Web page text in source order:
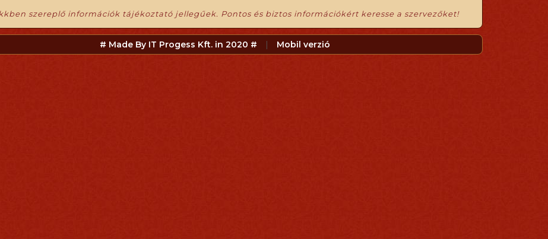
szereplő információk tájékoztató jellegűek. Pontos és biztos információkért keresse a szervezőket!
# Made By IT Progess Kft. in 2020 # | Mobil verzió